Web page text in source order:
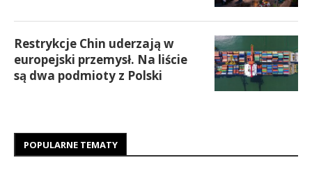
Restrykcje Chin uderzają w
europejski przemysł. Na liście
są dwa podmioty z Polski
POPULARNE TEMATY